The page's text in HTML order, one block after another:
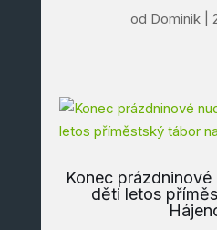
od Dominik |
Konec
děti letos